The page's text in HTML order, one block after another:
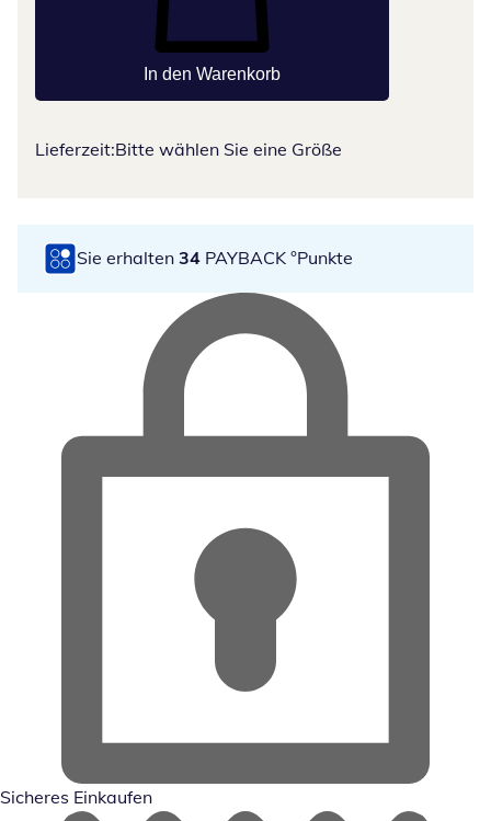
In den Warenkorb
Lieferzeit:Bitte wählen Sie eine Größe
Sie erhalten 34 PAYBACK °Punkte
Sicheres Einkaufen